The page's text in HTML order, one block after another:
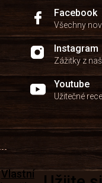
Facebook
Všechny
Instagram
Zážitky z
Youtube
Užitečné
Vlastní